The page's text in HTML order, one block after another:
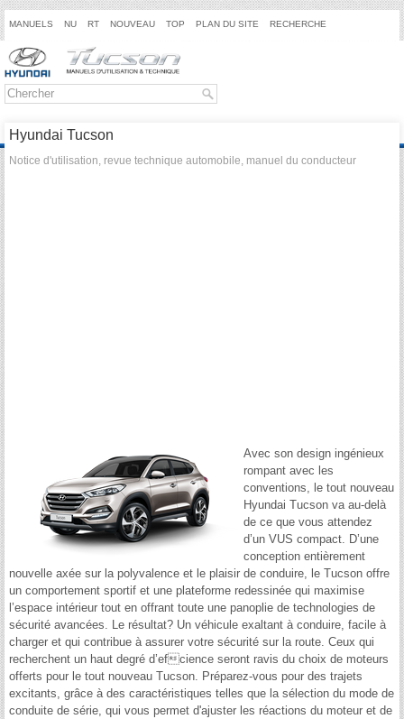
MANUELS NU RT NOUVEAU TOP PLAN DU SITE RECHERCHE
Hyundai Tucson
Notice d'utilisation, revue technique automobile, manuel du conducteur
Avec son design ingénieux
rompant avec les
conventions, le tout nouveau
Hyundai Tucson va au-delà
de ce que vous attendez
d’un VUS compact. D’une
conception entièrement
nouvelle axée sur la polyvalence et le plaisir de conduire, le Tucson offre
un comportement sportif et une plateforme redessinée qui maximise
l’espace intérieur tout en offrant toute une panoplie de technologies de
sécurité avancées. Le résultat? Un véhicule exaltant à conduire, facile à
charger et qui contribue à assurer votre sécurité sur la route. Ceux qui
recherchent un haut degré d’efcience seront ravis du choix de moteurs
offerts pour le tout nouveau Tucson. Préparez-vous pour des trajets
excitants, grâce à des caractéristiques telles que la sélection du mode de
conduite de série, qui vous permet d'ajuster les réactions du moteur et de